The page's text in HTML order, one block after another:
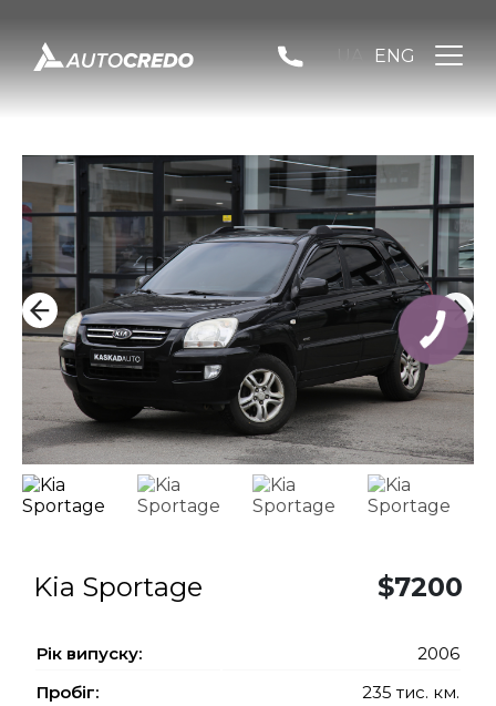
ENG
Kia Sportage $7200
Рiк випуску:
2006
Пробіг:
235 тис. км.